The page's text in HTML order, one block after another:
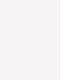
una
in folk